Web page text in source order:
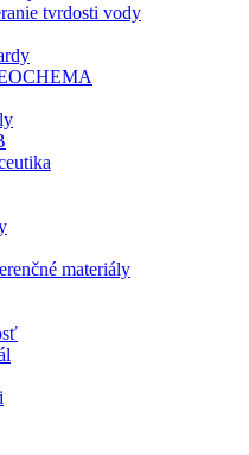
tvrdosti vody
materiály